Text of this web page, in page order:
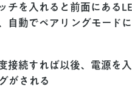
チを入れると前面にある
自動でペアリングモード
接続すれば以後、電源を
がされる